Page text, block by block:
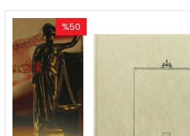
İndirim
%50İndirim
%50İndirim